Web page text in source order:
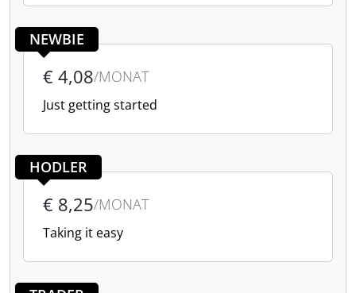
NEWBIE
€ 4,08/MONAT
Just getting started
HODLER
€ 8,25/MONAT
Taking it easy